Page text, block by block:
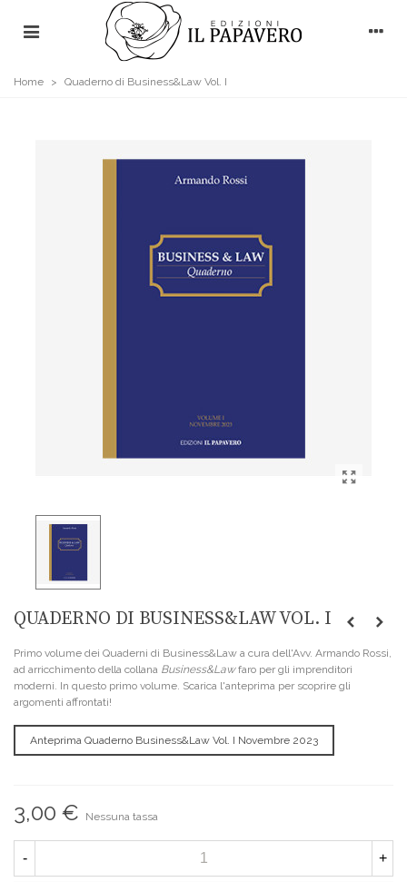
Home > Quaderno di Business&Law Vol. I
QUADERNO DI BUSINESS&LAW VOL. I
Primo volume dei Quaderni di Business&Law a cura dell'Avv. Armando Rossi,
ad arricchimento della collana Business&Lawfaro per gli imprenditori
moderni. In questo primo volume. Scarica l'anteprima per scoprire gli
argomenti affrontati!
Anteprima Quaderno Business&Law Vol. I Novembre 2023
3,00 € Nessuna tassa
- +